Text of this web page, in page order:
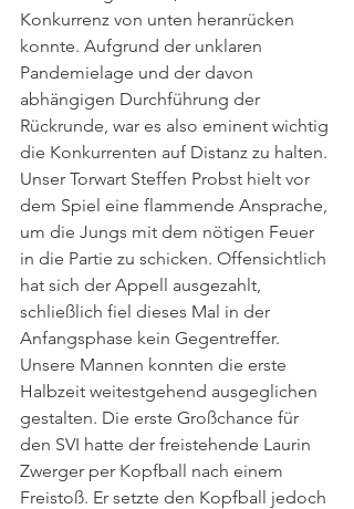
Konkurrenz von unten heranrücken
konnte. Aufgrund der unklaren
Pandemielage und der davon
abhängigen Durchführung der
Rückrunde, war es also eminent wichtig
die Konkurrenten auf Distanz zu halten.
Unser Torwart Steffen Probst hielt vor
dem Spiel eine flammende Ansprache,
um die Jungs mit dem nötigen Feuer
in die Partie zu schicken. Offensichtlich
hat sich der Appell ausgezahlt,
schließlich fiel dieses Mal in der
Anfangsphase kein Gegentreffer.
Unsere Mannen konnten die erste
Halbzeit weitestgehend ausgeglichen
gestalten. Die erste Großchance für
den SVI hatte der freistehende Laurin
Zwerger per Kopfball nach einem
Freistoß. Er setzte den Kopfball jedoch